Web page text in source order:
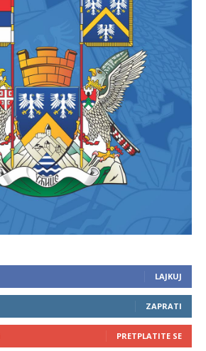
LAJKUJ
ZAPRATI
PRETPLATITE SE